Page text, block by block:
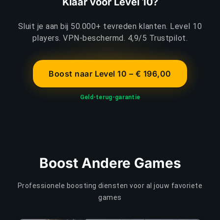
Sluit je aan bij 50.000+ tevreden klanten. Level 10
players. VPN-beschermd. 4,9/5 Trustpilot.
Boost naar Level 10 – € 196,00
Geld-terug-garantie
Boost Andere Games
Professionele boosting diensten voor al jouw favoriete
games